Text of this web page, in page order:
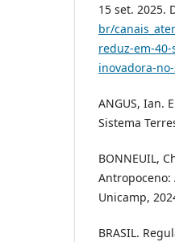
15 set. 2025.
br/
reduz-em-
inovadora-
ANGUS, Ian.
Sistema
BONNEUIL,
Antropoceno:
Unicamp,
BRASIL.